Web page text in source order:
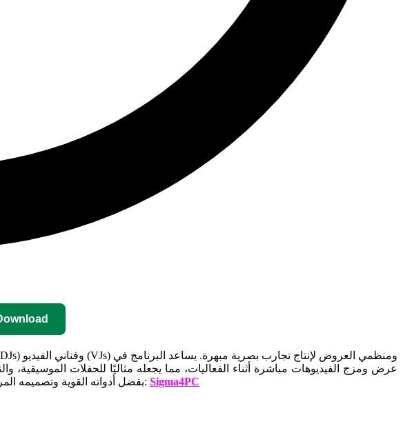
عرض ومزج الفيديوهات مباشرة أثناء الفعاليات، مما يجعله مثاليًا للحفلات الموسيقية،
بفضل أدواته القوية وتصميمهقم بزيارة موقعنا: Sigma4PC